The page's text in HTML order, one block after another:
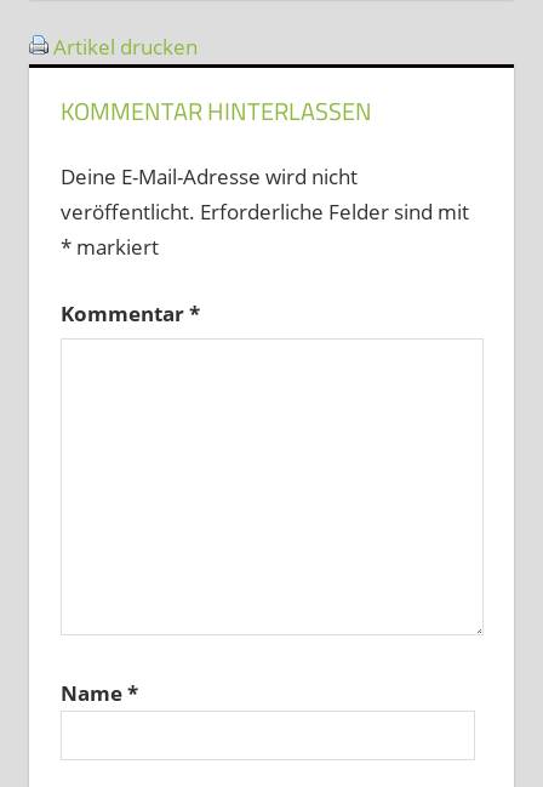
Artikel drucken
KOMMENTAR HINTERLASSEN
Deine E-Mail-Adresse wird nicht
veröffentlicht. Erforderliche Felder sind mit
*markiert
Kommentar*
Name*